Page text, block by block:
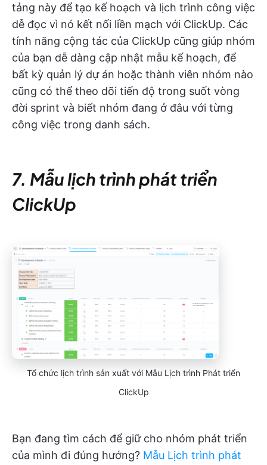
tảng này để tạo kế hoạch và lịch trình công việc
dễ đọc vì nó kết nối liền mạch với ClickUp. Các
tính năng cộng tác của ClickUp cũng giúp nhóm
của bạn dễ dàng cập nhật mẫu kế hoạch, để
bất kỳ quản lý dự án hoặc thành viên nhóm nào
cũng có thể theo dõi tiến độ trong suốt vòng
đời sprint và biết nhóm đang ở đâu với từng
công việc trong danh sách.
7. Mẫu lịch trình phát triển
ClickUp
Tổ chức lịch trình sản xuất với Mẫu Lịch trình Phát triển
ClickUp
Bạn đang tìm cách để giữ cho nhóm phát triển
của mình đi đúng hướng? Mẫu Lịch trình phát